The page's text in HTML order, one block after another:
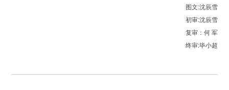
图文:沈辰雪
初审:沈辰雪
复审：何 军
终审:毕小超